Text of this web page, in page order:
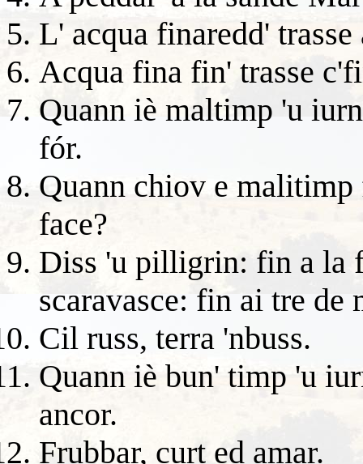
L' acqua finaredd'
Acqua fina fin' trasse
Quann iè maltimp 'u
fór.
Quann chiov e malitimp
face?
Diss 'u pilligrin: fin a la
scaravasce: fin ai tre de
Cil russ, terra 'nbuss.
Quann iè bun' timp 'u
ancor.
Frubbar, curt ed amar.